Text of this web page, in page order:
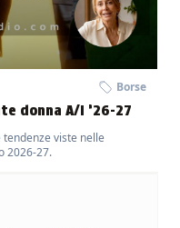
Borse
donna A/I ’26-27
viste nelle
2026-27.